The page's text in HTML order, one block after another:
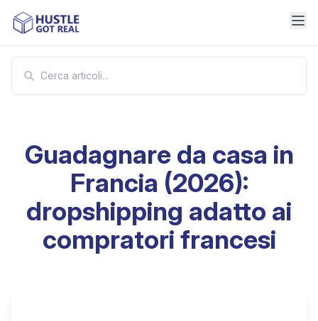
Guadagnare da casa in
Francia (2026):
dropshipping adatto ai
compratori francesi